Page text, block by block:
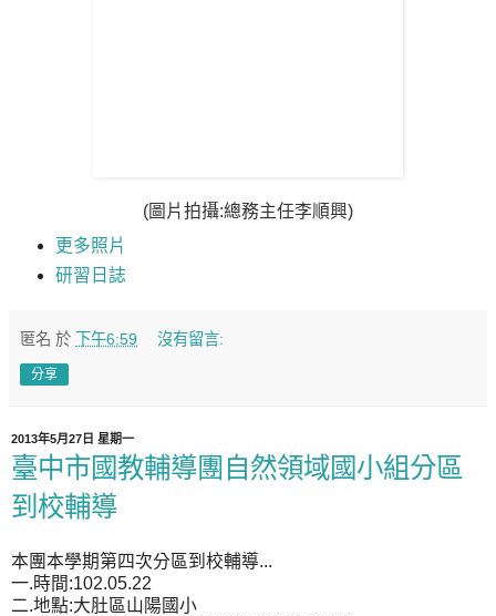
(圖片拍攝:總務主任李順興)
更多照片
研習日誌
匿名 於 下午6:59 沒有留言:
分享
2013年5月27日 星期一
臺中市國教輔導團自然領域國小組分區
到校輔導
本團本學期第四次分區到校輔導...
一.時間:102.05.22
二.地點:大肚區山陽國小